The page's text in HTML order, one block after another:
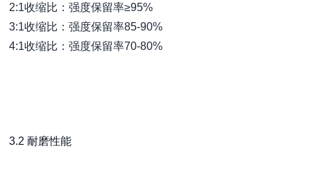
2:1收缩比：强度保留率≥95%
3:1收缩比：强度保留率85-90%
4:1收缩比：强度保留率70-80%
3.2 耐磨性能